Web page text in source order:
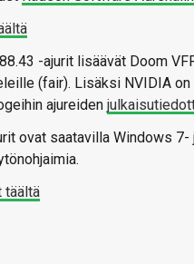
-ajurit lisäävät Doom
(fair). Lisäksi NVIDIA
ajureiden
ovat saatavilla Windows
täältä